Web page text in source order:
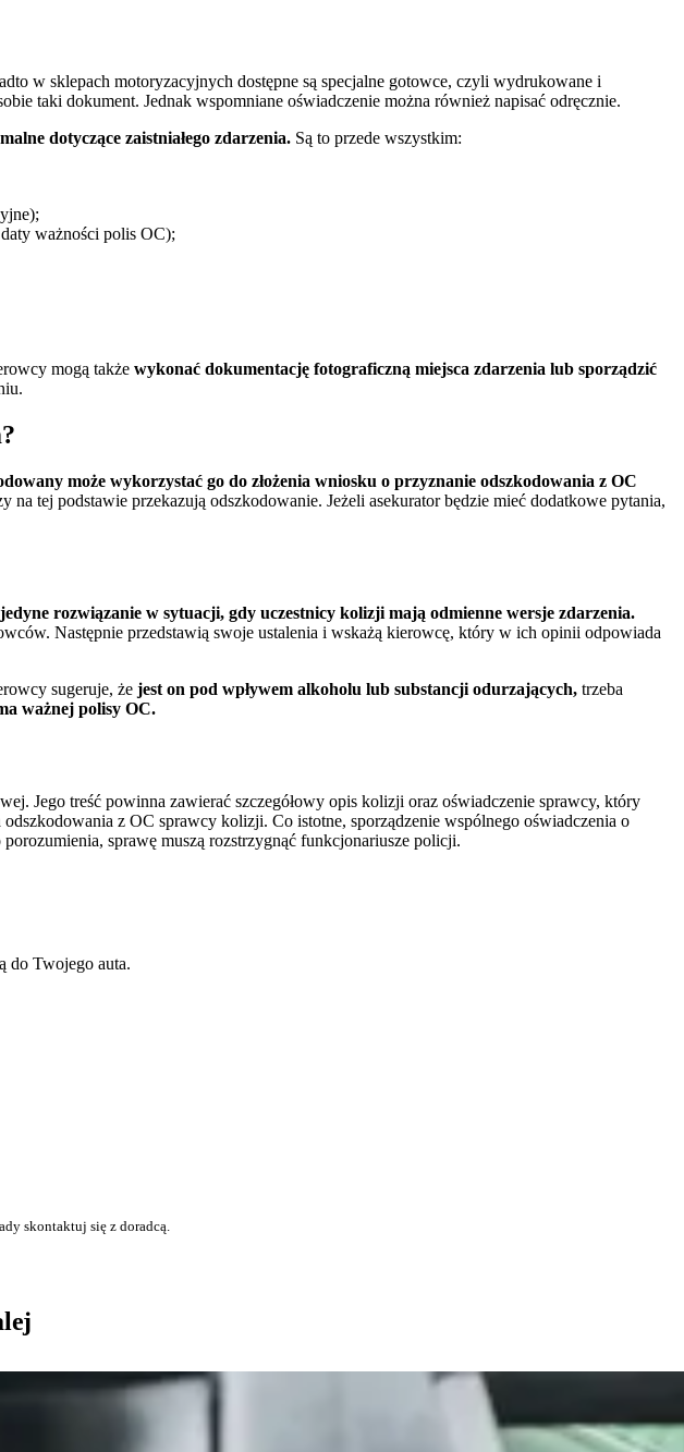
w sklepach motoryzacyjnych dostępne są specjalne gotowce, czyli wydrukowane i
taki dokument. Jednak wspomniane oświadczenie można również napisać odręcznie.
dotyczące zaistniałego zdarzenia. Są to przede wszystkim:
ważności polis OC);
mogą także wykonać dokumentację fotograficzną miejsca zdarzenia lub sporządzić
może wykorzystać go do złożenia wniosku o przyznanie odszkodowania z OC
tej podstawie przekazują odszkodowanie. Jeżeli asekurator będzie mieć dodatkowe pytania,
rozwiązanie w sytuacji, gdy uczestnicy kolizji mają odmienne wersje zdarzenia.
Następnie przedstawią swoje ustalenia i wskażą kierowcę, który w ich opinii odpowiada
sugeruje, że jest on pod wpływem alkoholu lub substancji odurzających, trzeba
ważnej polisy OC.
Jego treść powinna zawierać szczegółowy opis kolizji oraz oświadczenie sprawcy, który
z OC sprawcy kolizji. Co istotne, sporządzenie wspólnego oświadczenia o
sprawę muszą rozstrzygnąć funkcjonariusze policji.
do Twojego auta.
skontaktuj się z doradcą.